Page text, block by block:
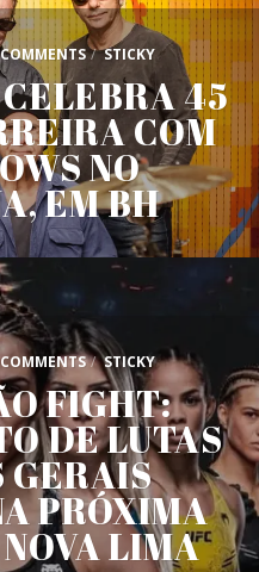
/ STICKY
45
COM
NO
EM BH
/ STICKY
FIGHT:
DE LUTAS
GERAIS
PRÓXIMA
LIMA